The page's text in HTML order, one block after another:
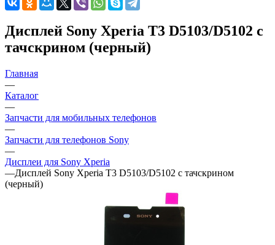
Дисплей Sony Xperia T3 D5103/D5102 с
тачскрином (черный)
Главная
—
Каталог
—
Запчасти для мобильных телефонов
—
Запчасти для телефонов Sony
—
Дисплеи для Sony Xperia
—Дисплей Sony Xperia T3 D5103/D5102 с тачскрином
(черный)